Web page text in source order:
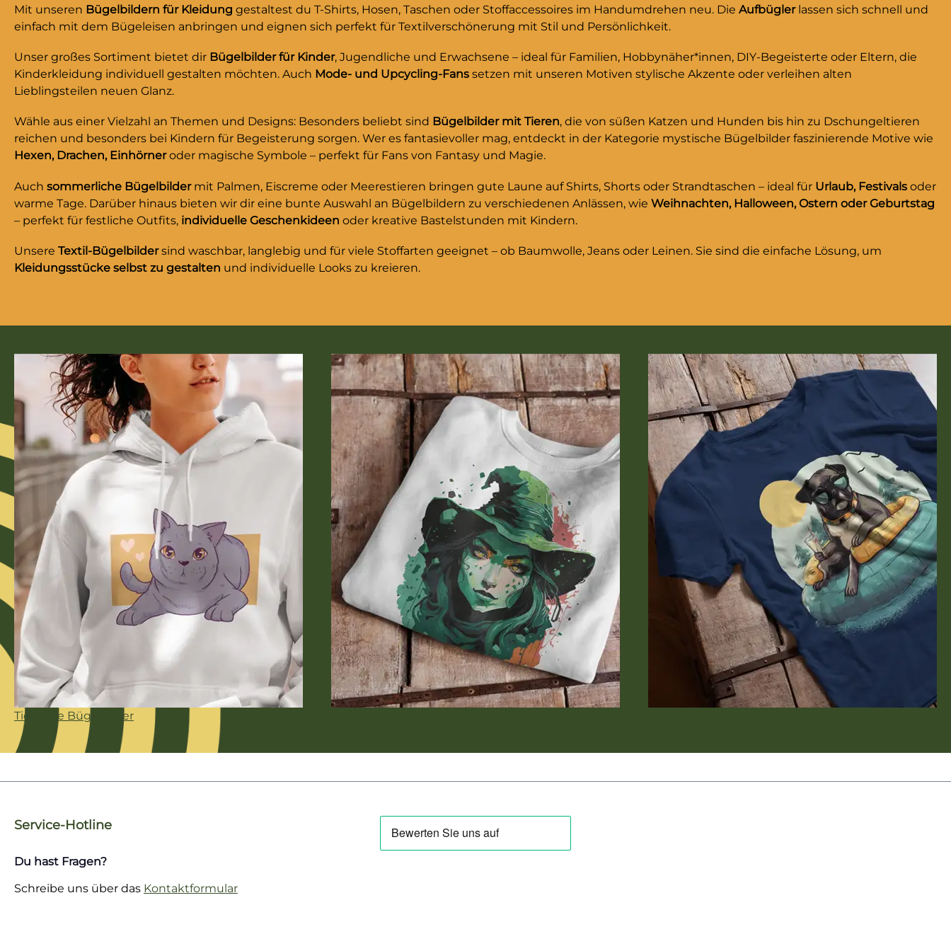
weich. Ideal für DIY-Fans, die
winterliche Motive lieben,
Kleidung individuell gestalten
oder besondere Akzente setzen
möchten – dieser Pinguin-Patch
jedes Textil.Warum dieser Patch?
✔ Perfekt zum Flicken von
Löchern & Rissen✔ Kinderleicht
Minuten fertig!✔ Robust &
waschfest✔ Tierisch elegantes
Design – macht schlichte oder
echten Hingucker!So macht
Flicken Spaß! Jetzt den Pinguin-
verwandeln.Größe des
cmMaterial:100% PolyesterBei
diesem Produkt handelt es sich
um einen hochwertig gestickten
Aufnäher/Patch. Verschönere
und individualisiere deine
Kleidung oder Taschen. Auch
zum Kaschieren von kleinen
Löchern in Hosen etc. sind die
Patches bestens geeignet.Du
willst noch mehr Patches und
Aufnäher entdecken? Dann
stöber weiter durch unsere
Patches – und finde dein
nächstes Lieblingsmotiv!
Wintermotiven – dieser Pinguin
sorgt garantiert für gute Laune
und einen extra Schuss
Gemütlichkeit.Warum dieser
Patch?✔ Perfekt zum Flicken von
aufzunähen – in wenigen
Minuten fertig!✔ Robust &
waschfest✔ Tierisch elegantes
beschädigte Kleidung zum
echten Hingucker!So macht
Flicken Spaß! Jetzt den Pinguin-
Hosen in Lieblingsstücke
diesem Produkt handelt es sich
Aufnäher/Patch. Verschönere
und individualisiere deine
Kleidung oder Taschen. Auch
zum Kaschieren von kleinen
Löchern in Hosen etc. sind die
Patches bestens geeignet.Du
willst noch mehr Patches und
Aufnäher entdecken? Dann
stöber weiter durch unsere
Patches – und finde dein
nächstes Lieblingsmotiv!
oder als Highlight auf
Aufnäher ist ein echter
Hingucker und bringt liebevolle
Perfekt zum Flicken von Löchern
& Rissen✔ Kinderleicht
waschfest✔ Tierisch elegantes
Design – macht schlichte oder
Flicken Spaß! Jetzt den Otter-
Bügelbildes:7,2 cm x 7,6
diesem Produkt handelt es sich
um ein hochwertig gesticktes
Bügelbild/Patch. Verschönere
und individualisiere deine
Kleidung oder Taschen. Auch
zum Kaschieren von kleinen
Löchern in Hosen etc. sind die
Patches bestens geeignet.Du
willst noch mehr Patches und
Aufnäher entdecken? Dann
stöber weiter durch unsere
Patches – und finde dein
nächstes Lieblingsmotiv!
Mit unseren Bügelbildern für Kleidung gestaltest du T-Shirts, Hosen, Taschen oder Stoffaccessoires im Handumdrehen neu. Die Aufbüglerlassen sich schnell und
einfach mit dem Bügeleisen anbringen und eignen sich perfekt für Textilverschönerung mit Stil und Persönlichkeit.
Unser großes Sortiment bietet dir Bügelbilder für Kinder, Jugendliche und Erwachsene – ideal für Familien, Hobbynäher*innen, DIY-Begeisterte oder Eltern, die
Kinderkleidung individuell gestalten möchten. Auch Mode- und Upcycling-Fans setzen mit unseren Motiven stylische Akzente oder verleihen alten
Lieblingsteilen neuen Glanz.
Wähle aus einer Vielzahl an Themen und Designs: Besonders beliebt sind Bügelbilder mit Tieren, die von süßen Katzen und Hunden bis hin zu Dschungeltieren
reichen und besonders bei Kindern für Begeisterung sorgen. Wer es fantasievoller mag, entdeckt in der Kategorie mystische Bügelbilder faszinierende Motive wie
Hexen, Drachen, Einhörneroder magische Symbole – perfekt für Fans von Fantasy und Magie.
Auch sommerliche Bügelbildermit Palmen, Eiscreme oder Meerestieren bringen gute Laune auf Shirts, Shorts oder Strandtaschen – ideal für Urlaub, Festivals oder
warme Tage. Darüber hinaus bieten wir dir eine bunte Auswahl an Bügelbildern zu verschiedenen Anlässen, wie Weihnachten, Halloween, Ostern oder Geburtstag
– perfekt für festliche Outfits, individuelle Geschenkideen oder kreative Bastelstunden mit Kindern.
Unsere Textil-Bügelbildersind waschbar, langlebig und für viele Stoffarten geeignet – ob Baumwolle, Jeans oder Leinen. Sie sind die einfache Lösung, um
Kleidungsstücke selbst zu gestalten und individuelle Looks zu kreieren.
Tierische Bügelbilder
Service-Hotline
Du hast Fragen?
Schreibe uns über das Kontaktformular